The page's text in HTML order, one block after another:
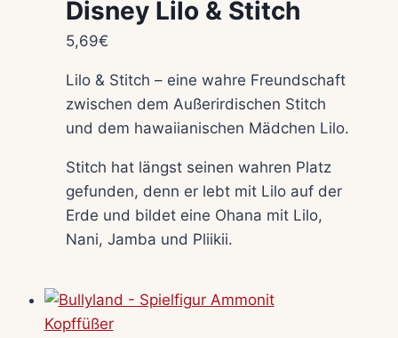
Disney Lilo & Stitch
5,69€
Lilo & Stitch – eine wahre Freundschaft
zwischen dem Außerirdischen Stitch
und dem hawaiianischen Mädchen Lilo.
Stitch hat längst seinen wahren Platz
gefunden, denn er lebt mit Lilo auf der
Erde und bildet eine Ohana mit Lilo,
Nani, Jamba und Pliikii.